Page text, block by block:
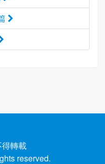
得轉載
reserved.